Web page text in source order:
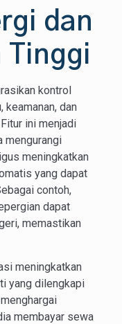
dan
Tinggi
kontrol
keamanan, dan
ini menjadi
mengurangi
meningkatkan
yang dapat
contoh,
dapat
memastikan
meningkatkan
yang dilengkapi
membayar sewa